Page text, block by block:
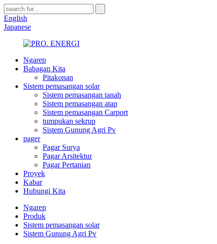
English
Japanese
Ngarep
Babagan Kita
Pitakonan
Sistem pemasangan solar
Sistem pemasangan tanah
Sistem pemasangan atap
Sistem pemasangan Carport
tumpukan sekrup
Sistem Gunung Agri Pv
pager
Pagar Surya
Pagar Arsitektur
Pagar Pertanian
Proyek
Kabar
Hubungi Kita
Ngarep
Produk
Sistem pemasangan solar
Sistem Gunung Agri Pv